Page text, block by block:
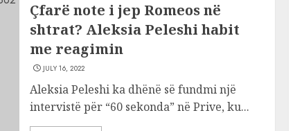
Çfarë note i jep Romeos në
shtrat? Aleksia Peleshi habit
me reagimin
JULY 16, 2022
Aleksia Peleshi ka dhënë së fundmi një
intervistë për “60 sekonda” në Prive, ku...